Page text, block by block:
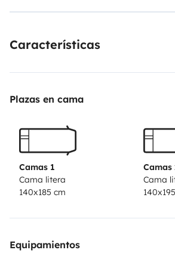
FECHAS QUE BUSCAS ESTAN
ANUNCIADAS EN YESCAPA
vehículo nuevo con todas las
una autonomía muy amplia, toldo, vajilla, y
Características
Plazas en cama
Camas 1
Cama litera
140x185 cm
Camas
Cama
Equipamientos